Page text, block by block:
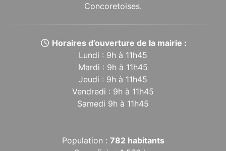
Concoretoises.
Horaires d’ouverture de la mairie :
Lundi : 9h à 11h45
Mardi : 9h à 11h45
Jeudi : 9h à 11h45
Vendredi : 9h à 11h45
Samedi 9h à 11h45
Population : 782 habitants